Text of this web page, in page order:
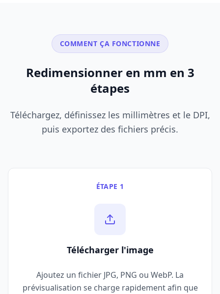
COMMENT ÇA FONCTIONNE
Redimensionner en mm en 3
étapes
Téléchargez, définissez les millimètres et le DPI,
puis exportez des fichiers précis.
ÉTAPE 1
Télécharger l'image
Ajoutez un fichier JPG, PNG ou WebP. La
prévisualisation se charge rapidement afin que